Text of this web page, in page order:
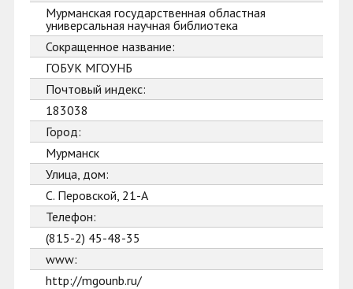
Мурманская государственная областная
универсальная научная библиотека
Сокращенное название:
ГОБУК МГОУНБ
Почтовый индекс:
183038
Город:
Мурманск
Улица, дом:
С. Перовской, 21-А
Телефон:
(815-2) 45-48-35
www:
http://mgounb.ru/